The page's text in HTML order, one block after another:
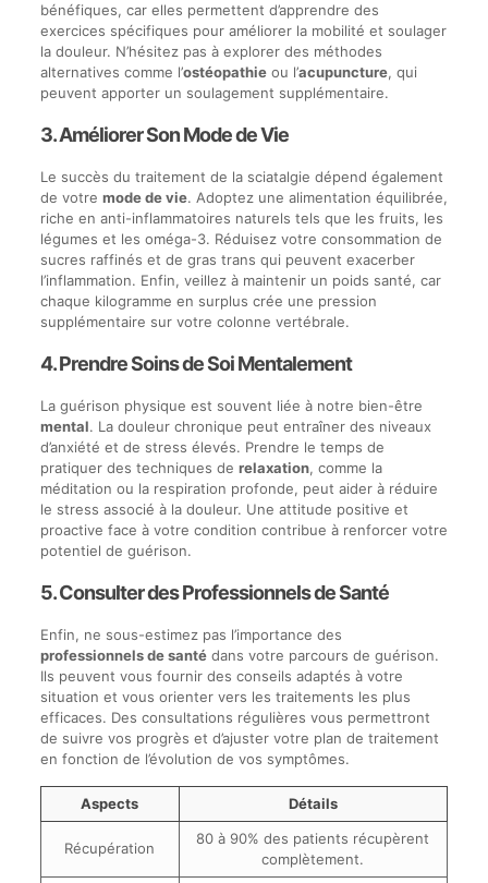
bénéfiques, car elles permettent d’apprendre des
exercices spécifiques pour améliorer la mobilité et soulager
la douleur. N’hésitez pas à explorer des méthodes
alternatives comme l’ostéopathieou l’acupuncture, qui
peuvent apporter un soulagement supplémentaire.
3. Améliorer Son Mode de Vie
Le succès du traitement de la sciatalgie dépend également
de votre mode de vie. Adoptez une alimentation équilibrée,
riche en anti-inflammatoires naturels tels que les fruits, les
légumes et les oméga-3. Réduisez votre consommation de
sucres raffinés et de gras trans qui peuvent exacerber
l’inflammation. Enfin, veillez à maintenir un poids santé, car
chaque kilogramme en surplus crée une pression
supplémentaire sur votre colonne vertébrale.
4. Prendre Soins de Soi Mentalement
La guérison physique est souvent liée à notre bien-être
mental. La douleur chronique peut entraîner des niveaux
d’anxiété et de stress élevés. Prendre le temps de
pratiquer des techniques de relaxation, comme la
méditation ou la respiration profonde, peut aider à réduire
le stress associé à la douleur. Une attitude positive et
proactive face à votre condition contribue à renforcer votre
potentiel de guérison.
5. Consulter des Professionnels de Santé
Enfin, ne sous-estimez pas l’importance des
professionnels de santédans votre parcours de guérison.
Ils peuvent vous fournir des conseils adaptés à votre
situation et vous orienter vers les traitements les plus
efficaces. Des consultations régulières vous permettront
de suivre vos progrès et d’ajuster votre plan de traitement
en fonction de l’évolution de vos symptômes.
Aspects Détails
Récupération
80 à 90% des patients récupèrent
complètement.